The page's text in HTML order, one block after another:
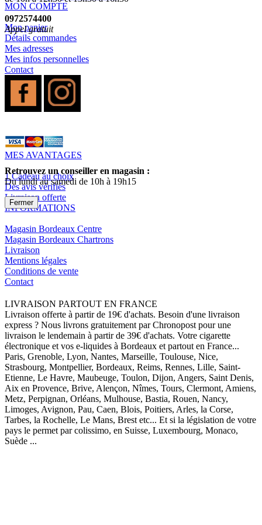
MON COMPTE
Mon panier
Détails commandes
Mes adresses
Mes infos personnelles
Contact
MES AVANTAGES
1 Cadeau au choix
Des avis vérifiés
Livraison offerte
INFORMATIONS
Magasin Bordeaux Centre
Magasin Bordeaux Chartrons
Livraison
Mentions légales
Conditions de vente
Contact
LIVRAISON PARTOUT EN FRANCE
Livraison offerte à partir de 19€ d'achats. Besoin d'une livraison
express ? Nous livrons gratuitement par Chronopost pour une
livraison le lendemain à partir de 39€ d'achats. Votre cigarette
électronique et vos e-liquides à Bordeaux et partout en France...
Paris, Grenoble, Lyon, Nantes, Marseille, Toulouse, Nice,
Strasbourg, Montpellier, Bordeaux, Reims, Rennes, Lille, Saint-
Etienne, Le Havre, Maubeuge, Toulon, Dijon, Angers, Saint Denis,
Aix en Provence, Brive, Alençon, Nîmes, Tours, Clermont, Amiens,
Metz, Perpignan, Orléans, Mulhouse, Bastia, Rouen, Nancy,
Limoges, Avignon, Pau, Caen, Blois, Poitiers, Arles, la Corse,
Tarbes, la Rochelle, Le Mans, Brest etc... Et si la législation de votre
pays le permet par colissimo, en Suisse, Luxembourg, Monaco,
Suède ...
0972574400
Appel gratuit
Retrouvez un conseiller en magasin :
Du lundi au samedi de 10h à 19h15
Fermer